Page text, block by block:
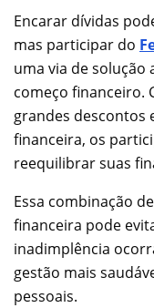
Encarar dívidas
mas participar do
uma via de solução
começo financeiro.
grandes descontos
financeira, os
reequilibrar suas
Essa combinação
financeira pode
inadimplência
gestão mais
pessoais.